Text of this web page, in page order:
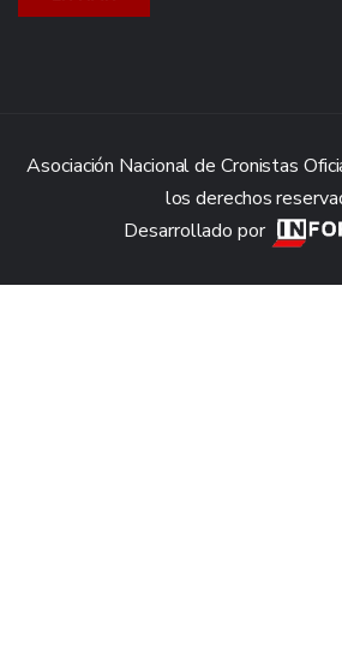
Asociación Nacional de Cronistas
los derechos
Desarrollado por